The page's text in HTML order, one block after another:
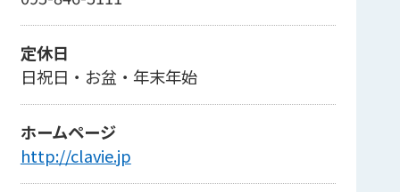
定休日
日祝日・お盆・年末年始
ホームページ
http://clavie.jp